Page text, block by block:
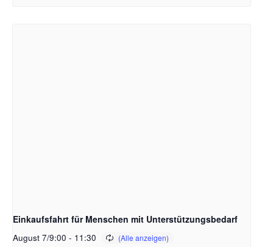
Einkaufsfahrt für Menschen mit Unterstützungsbedarf
August 7/9:00 - 11:30